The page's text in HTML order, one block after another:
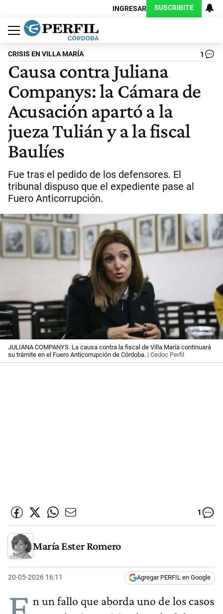
INGRESAR SUSCRIBITE
Política
Economía
Judiciales
Sociedad
Cultura
Espectáculos
Deportes
Protagonistas
CRISIS EN VILLA MARÍA 1
Causa contra Juliana
Companys: la Cámara de
Acusación apartó a la
jueza Tulián y a la fiscal
Baulíes
Fue tras el pedido de los defensores. El
tribunal dispuso que el expediente pase al
Fuero Anticorrupción.
JULIANA COMPANYS. La causa contra la fiscal de Villa María continuará
su trámite en el Fuero Anticorrupción de Córdoba. | Cedoc Perfil
1
María Ester Romero
20-05-2026 16:11 Agregar PERFIL en Google
n un fallo que aborda uno de los casos